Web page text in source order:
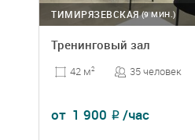
(9 МИН.)
ТИМИРЯЗЕВСКАЯ
Тренинговый зал
42 м2 35 человек
от 1 900 ₽ /час